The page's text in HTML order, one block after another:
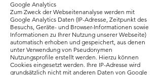
Google Analytics
Zum Zweck der Webseitenanalyse werden mit
Google Analytics Daten (IP-Adresse, Zeitpunkt des
Besuchs, Geräte- und Browser-Informationen sowie
Informationen zu Ihrer Nutzung unserer Webseite)
automatisch erhoben und gespeichert, aus denen
unter Verwendung von Pseudonymen
Nutzungsprofile erstellt werden. Hierzu können
Cookies eingesetzt werden. Ihre IP-Adresse wird
grundsätzlich nicht mit anderen Daten von Google